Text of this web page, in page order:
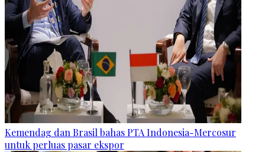
Kemendag dan Brasil bahas PTA Indonesia-Mercosur
untuk perluas pasar ekspor